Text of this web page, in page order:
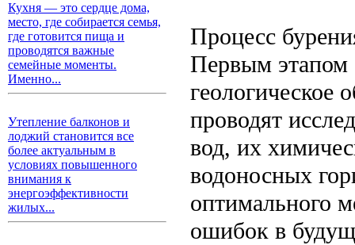
Кухня — это сердце дома,
место, где собирается семья,
где готовится пища и
проводятся важные
семейные моменты.
Именно...
Утепление балконов и
лоджий становится все
более актуальным в
условиях повышенного
внимания к
энергоэффективности
жилых...
Процесс
Первым этапом
геологическое
проводят
вод, их
водоносных
оптимального
ошибок в